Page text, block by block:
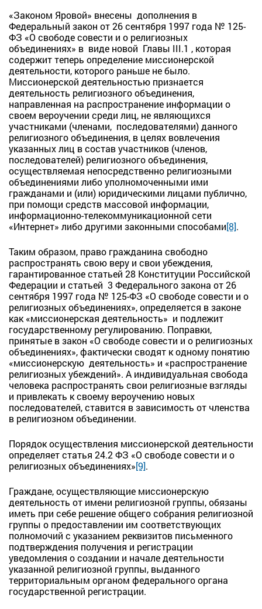
«Законом Яровой» внесены дополнения в
Федеральный закон от 26 сентября 1997 года № 125-
ФЗ «О свободе совести и о религиозных
объединениях» в виде новой Главы III.1 , которая
содержит теперь определение миссионерской
деятельности, которого раньше не было.
Миссионерской деятельностью признается
деятельность религиозного объединения,
направленная на распространение информации о
своем вероучении среди лиц, не являющихся
участниками (членами, последователями) данного
религиозного объединения, в целях вовлечения
указанных лиц в состав участников (членов,
последователей) религиозного объединения,
осуществляемая непосредственно религиозными
объединениями либо уполномоченными ими
гражданами и (или) юридическими лицами публично,
при помощи средств массовой информации,
информационно-телекоммуникационной сети
«Интернет» либо другими законными способами[8].
Таким образом, право гражданина свободно
распространять свою веру и свои убеждения,
гарантированное статьей 28 Конституции Российской
Федерации и статьей 3 Федерального закона от 26
сентября 1997 года № 125-ФЗ «О свободе совести и о
религиозных объединениях», определяется в законе
как «миссионерская деятельность» и подлежит
государственному регулированию. Поправки,
принятые в закон «О свободе совести и о религиозных
объединениях», фактически сводят к одному понятию
«миссионерскую деятельность» и «распространение
религиозных убеждений». А индивидуальная свобода
человека распространять свои религиозные взгляды
и привлекать к своему вероучению новых
последователей, ставится в зависимость от членства
в религиозном объединении.
Порядок осуществления миссионерской деятельности
определяет статья 24.2 ФЗ «О свободе совести и о
религиозных объединениях»[9].
Граждане, осуществляющие миссионерскую
деятельность от имени религиозной группы, обязаны
иметь при себе решение общего собрания религиозной
группы о предоставлении им соответствующих
полномочий с указанием реквизитов письменного
подтверждения получения и регистрации
уведомления о создании и начале деятельности
указанной религиозной группы, выданного
территориальным органом федерального органа
государственной регистрации.